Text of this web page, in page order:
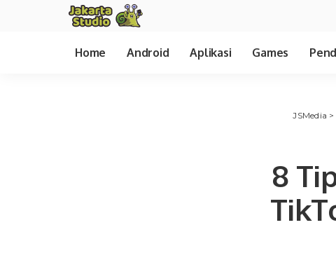
Home Android Aplikasi Games
JSMedia >
8